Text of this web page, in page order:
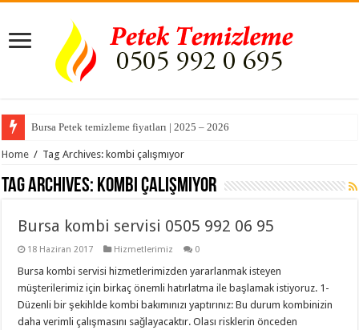
Bursa Petek temizleme fiyatları | 2025 – 2026
Home / Tag Archives: kombi çalışmıyor
Tag Archives: kombi çalışmıyor
Bursa kombi servisi 0505 992 06 95
18 Haziran 2017 Hizmetlerimiz 0
Bursa kombi servisi hizmetlerimizden yararlanmak isteyen
müşterilerimiz için birkaç önemli hatırlatma ile başlamak istiyoruz. 1-
Düzenli bir şekihlde kombi bakımınızı yaptırınız: Bu durum kombinizin
daha verimli çalışmasını sağlayacaktır. Olası risklerin önceden